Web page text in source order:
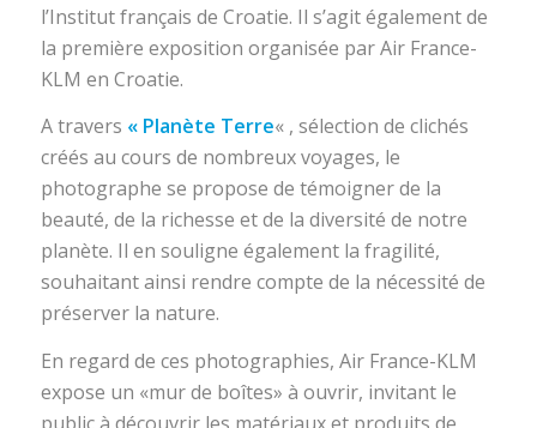
l’Institut français de Croatie. Il s’agit également de
la première exposition organisée par Air France-
KLM en Croatie.
A travers « Planète Terre« , sélection de clichés
créés au cours de nombreux voyages, le
photographe se propose de témoigner de la
beauté, de la richesse et de la diversité de notre
planète. Il en souligne également la fragilité,
souhaitant ainsi rendre compte de la nécessité de
préserver la nature.
En regard de ces photographies, Air France-KLM
expose un «mur de boîtes» à ouvrir, invitant le